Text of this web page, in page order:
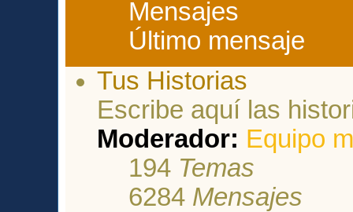
Mensajes
Último mensaje
Tus Historias
Escribe aquí las
Moderador: Equipo
194 Temas
6284 Mensajes